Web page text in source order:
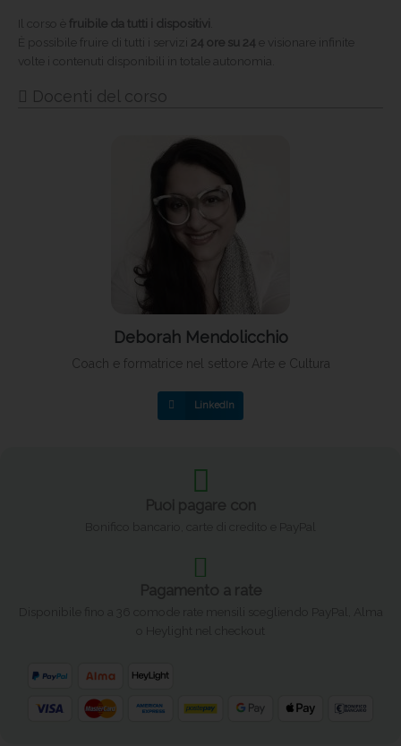
Il corso è fruibile da tutti i dispositivi
È possibile fruire di tutti i servizi 24 ore su 24 e visionare infinite
volte i contenuti disponibili in totale autonomia.
Docenti del corso
Deborah Mendolicchio
Coach e formatrice nel settore Arte e Cultura
LinkedIn